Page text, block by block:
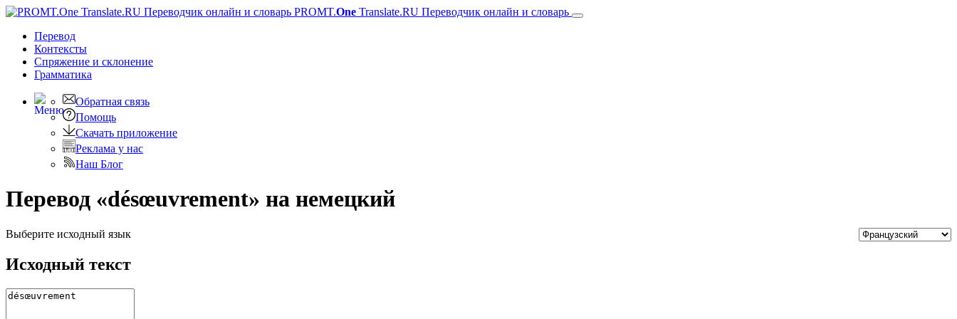
PROMT.One Translate.RU Переводчик онлайн и словарь
Перевод
Контексты
Спряжение и склонение
Грамматика
Обратная связь
Помощь
Скачать приложение
Реклама у нас
Наш Блог
Перевод «désœuvrement» на немецкий
Выберите исходный язык
Исходный текст